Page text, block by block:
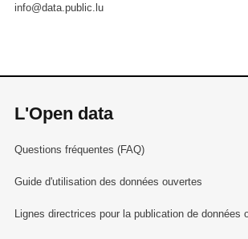
info@data.public.lu
L'Open data
Questions fréquentes (FAQ)
Guide d'utilisation des données ouvertes
Lignes directrices pour la publication de données